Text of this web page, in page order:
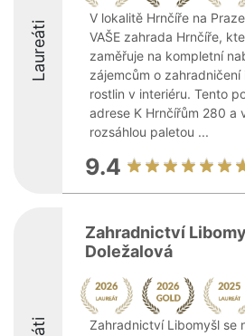
Laureáti
V lokalitě Hrnčíře na
VAŠE zahrada Hrnčíře,
zaměřuje na kompletní
zájemcům o zahradničení
rostlin v interiéru. Tento
adrese K Hrnčířům 280 a
rozsáhlou paletou ...
9.4
Zahradnictví
Doležalová
Zahradnictví Libomyšl se